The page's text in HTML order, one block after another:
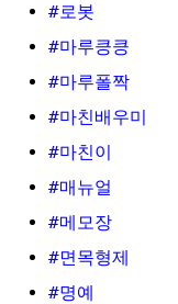
#로봇
#마루킁킁
#마루폴짝
#마친배우미
#마친이
#매뉴얼
#메모장
#면목형제
#명예